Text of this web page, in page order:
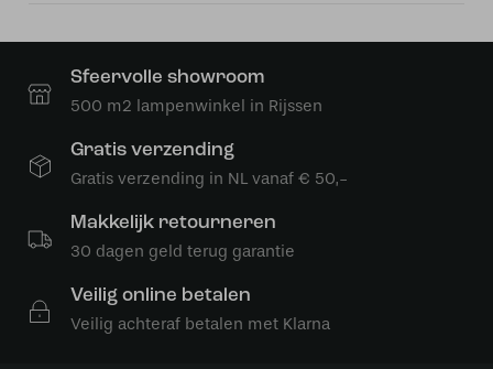
Sfeervolle showroom
500 m2 lampenwinkel in Rijssen
Gratis verzending
Gratis verzending in NL vanaf € 50,-
Makkelijk retourneren
30 dagen geld terug garantie
Veilig online betalen
Veilig achteraf betalen met Klarna